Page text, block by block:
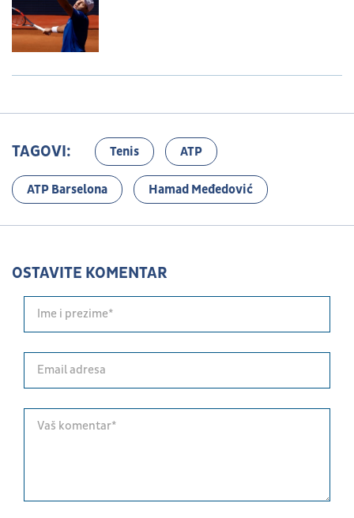
TAGOVI: Tenis ATP
ATP Barselona Hamad Međedović
OSTAVITE KOMENTAR